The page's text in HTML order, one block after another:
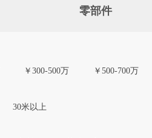
零部件
￥300-500万 ￥500-700万
30米以上